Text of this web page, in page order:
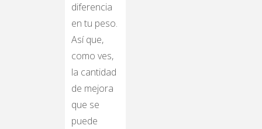
diferencia
en tu peso.
Así que,
como ves,
la cantidad
de mejora
que se
puede